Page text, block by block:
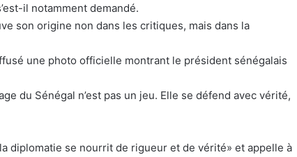
il notamment demandé.
son origine non dans les critiques, mais dans la
une photo officielle montrant le président sénégalais
du Sénégal n’est pas un jeu. Elle se défend avec vérité,
diplomatie se nourrit de rigueur et de vérité» et appelle à